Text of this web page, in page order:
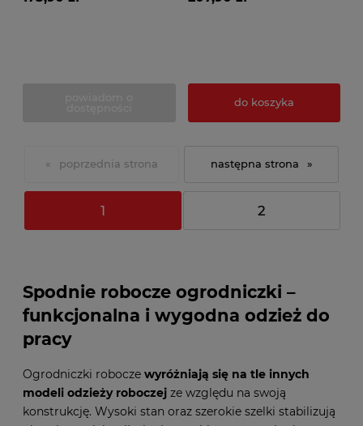
do koszyka
«
1 2
»
Spodnie robocze ogrodniczki –
funkcjonalna i wygodna odzież do
pracy
Ogrodniczki robocze wyróżniają się na tle innych
modeli odzieży roboczej ze względu na swoją
konstrukcję. Wysoki stan oraz szerokie szelki stabilizują